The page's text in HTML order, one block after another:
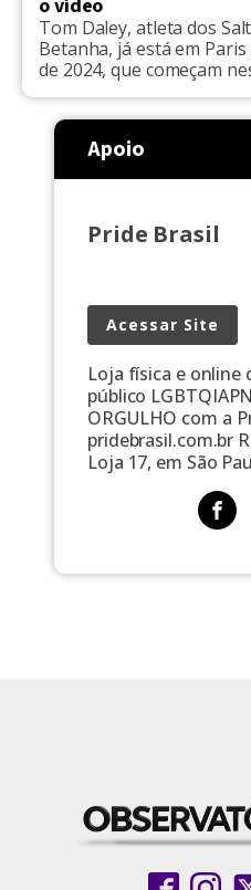
o vídeo
Tom Daley, atleta dos
Betanha, já está em
de 2024, que começam
sobre a já famosa cama
papelão. Nas redes
alojamento onde está
camas […]
Apoio
Pride Brasil
Acessar Site
Loja física e online
público
ORGULHO com a
pridebrasil.com.br
Loja 17, em São